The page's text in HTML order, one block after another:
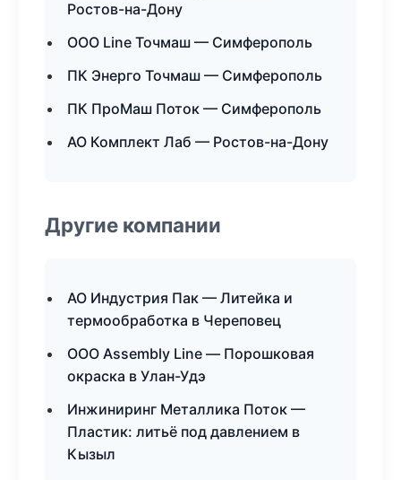
Ростов-на-Дону
ООО Line Точмаш — Симферополь
ПК Энерго Точмаш — Симферополь
ПК ПроМаш Поток — Симферополь
АО Комплект Лаб — Ростов-на-Дону
Другие компании
АО Индустрия Пак — Литейка и
термообработка в Череповец
ООО Assembly Line — Порошковая
окраска в Улан-Удэ
Инжиниринг Металлика Поток —
Пластик: литьё под давлением в
Кызыл